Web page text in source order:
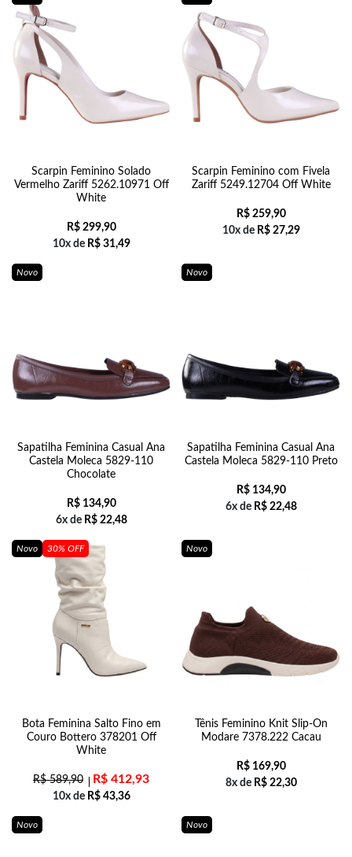
Scarpin Feminino Solado
Vermelho Zariff 5262.10971 Off
White
R$299,90
10x de R$31,49
Scarpin Feminino com Fivela
Zariff 5249.12704 Off White
R$259,90
10x de R$27,29
Novo
Sapatilha Feminina Casual Ana
Castela Moleca 5829-110
Chocolate
R$134,90
6x de R$22,48
Novo
Sapatilha Feminina Casual Ana
Castela Moleca 5829-110 Preto
R$134,90
6x de R$22,48
Novo 30% OFF
Bota Feminina Salto Fino em
Couro Bottero 378201 Off
White
R$589,90 R$ 412,93
10x de R$43,36
Novo
Tênis Feminino Knit Slip-On
Modare 7378.222 Cacau
R$169,90
8x de R$22,30
Novo Novo